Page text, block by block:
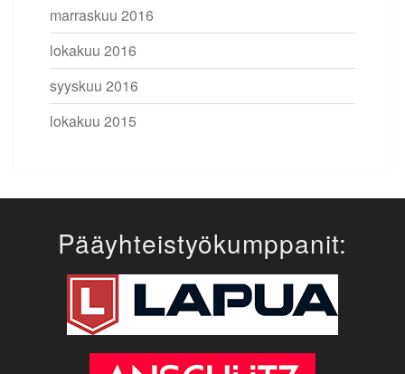
marraskuu 2016
lokakuu 2016
syyskuu 2016
lokakuu 2015
Pääyhteistyökumppanit: